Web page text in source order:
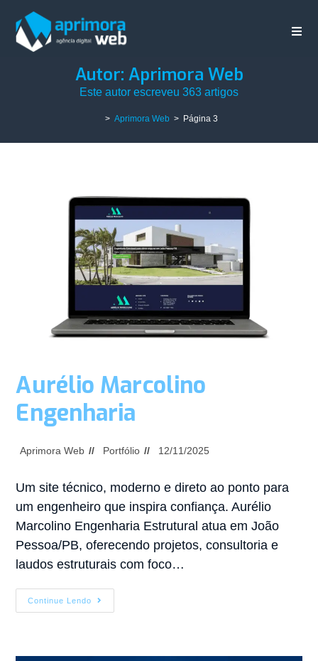
Autor: Aprimora Web
Este autor escreveu 363 artigos
> Aprimora Web > Página 3
Aurélio Marcolino
Engenharia
Aprimora Web Portfólio 12/11/2025
Um site técnico, moderno e direto ao ponto para
um engenheiro que inspira confiança. Aurélio
Marcolino Engenharia Estrutural atua em João
Pessoa/PB, oferecendo projetos, consultoria e
laudos estruturais com foco…
Continue Lendo